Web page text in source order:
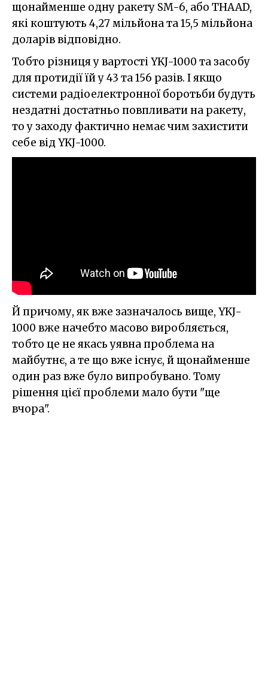
щонайменше одну ракету SM-6, або THAAD,
які коштують 4,27 мільйона та 15,5 мільйона
доларів відповідно.
Тобто різниця у вартості YKJ-1000 та засобу
для протидії їй у 43 та 156 разів. І якщо
системи радіоелектронної боротьби будуть
нездатні достатньо повпливати на ракету,
то у заходу фактично немає чим захистити
себе від YKJ-1000.
Й причому, як вже зазначалось вище, YKJ-
1000 вже начебто масово виробляється,
тобто це не якась уявна проблема на
майбутнє, а те що вже існує, й щонайменше
один раз вже було випробувано. Тому
рішення цієї проблеми мало бути "ще
вчора".